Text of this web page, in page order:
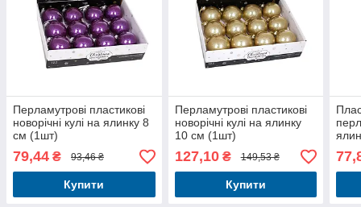
Перламутрові пластикові
новорічні кулі на ялинку 8
см (1шт)
79,44 ₴ 93,46 ₴
Купити
Перламутрові пластикові
новорічні кулі на ялинку
10 см (1шт)
127,10₴ 149,53 ₴
Купити